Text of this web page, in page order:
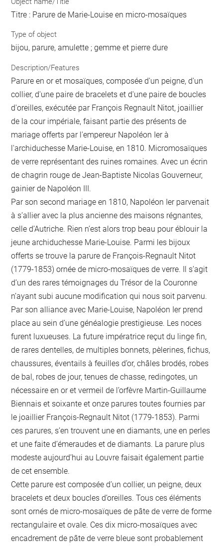
Titre : Parure de Marie-Louise en micro-mosaïques
Type of object
bijou, parure, amulette ; gemme et pierre dure
Description/Features
Parure en or et mosaïques, composée d'un peigne, d'un
collier, d'une paire de bracelets et d'une paire de boucles
d'oreilles, exécutée par François Regnault Nitot, joaillier
de la cour impériale, faisant partie des présents de
mariage offerts par l'empereur Napoléon Ier à
l'archiduchesse Marie-Louise, en 1810. Micromosaïques
de verre représentant des ruines romaines. Avec un écrin
de chagrin rouge de Jean-Baptiste Nicolas Gouverneur,
gainier de Napoléon III.
Par son second mariage en 1810, Napoléon Ier parvenait
à s’allier avec la plus ancienne des maisons régnantes,
celle d’Autriche. Rien n’est alors trop beau pour éblouir la
jeune archiduchesse Marie-Louise. Parmi les bijoux
offerts se trouve la parure de François-Regnault Nitot
(1779-1853) ornée de micro-mosaïques de verre. Il s’agit
d’un des rares témoignages du Trésor de la Couronne
n’ayant subi aucune modification qui nous soit parvenu.
Par son alliance avec Marie-Louise, Napoléon Ier prend
place au sein d’une généalogie prestigieuse. Les noces
furent luxueuses. La future impératrice reçut du linge fin,
de rares dentelles, de multiples bonnets, pèlerines, fichus,
chaussures, éventails à feuilles d’or, châles brodés, robes
de bal, robes de jour, tenues de chasse, redingotes, un
nécessaire en or et vermeil de l’orfèvre Martin-Guillaume
Biennais et soixante et onze parures toutes fournies par
le joaillier François-Regnault Nitot (1779-1853). Parmi
ces parures, s’en trouvent une en diamants, une en perles
et une faite d’émeraudes et de diamants. La parure plus
modeste aujourd’hui au Louvre faisait également partie
de cet ensemble.
Cette parure est composée d’un collier, un peigne, deux
bracelets et deux boucles d’oreilles. Tous ces éléments
sont ornés de micro-mosaïques de pâte de verre de forme
rectangulaire et ovale. Ces dix micro-mosaïques avec
encadrement de pâte de verre bleue sont probablement